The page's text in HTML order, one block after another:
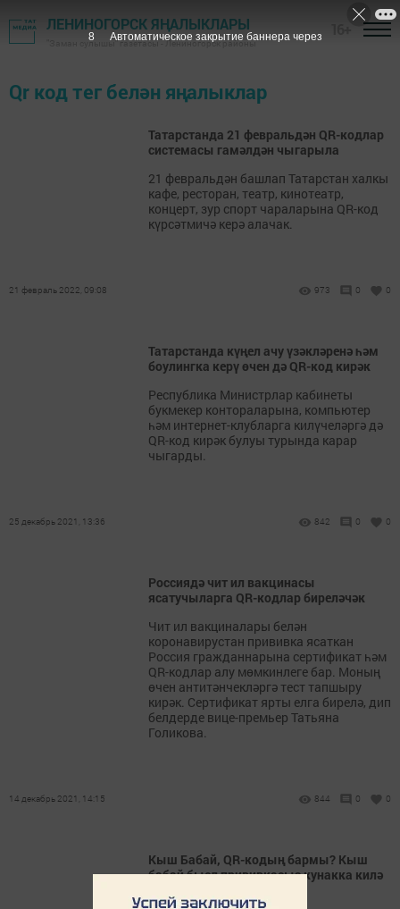
ЛЕНИНОГОРСК ЯҢАЛЫКЛАРЫ
"Заман сулышы" газетасы - Лениногорск районы
Qr код тег белән яңалыклар
Татарстанда 21 февральдән QR-кодлар
системасы гамәлдән чыгарыла
21 февральдән башлап Татарстан халкы
кафе, ресторан, театр, кинотеатр,
концерт, зур спорт чараларына QR-код
күрсәтмичә керә алачак.
21 февраль 2022, 09:08 973 0 0
Татарстанда күңел ачу үзәкләренә һәм
боулингка керү өчен дә QR-код кирәк
Республика Министрлар кабинеты
букмекер контораларына, компьютер
һәм интернет-клубларга килүчеләргә дә
QR-код кирәк булуы турында карар
чыгарды.
25 декабрь 2021, 13:36 842 0 0
Россиядә чит ил вакцинасы
ясатучыларга QR-кодлар биреләчәк
Чит ил вакциналары белән
коронавирустан прививка ясаткан
Россия гражданнарына сертификат һәм
QR-кодлар алу мөмкинлеге бар. Моның
өчен антитәнчекләргә тест тапшыру
кирәк. Сертификат ярты елга бирелә, дип
белдерде вице-премьер Татьяна
Голикова.
14 декабрь 2021, 14:15 844 0 0
Кыш Бабай, QR-кодың бармы? Кыш
бабай быел прививкасыз кунакка килә
7 Автоматическое закрытие баннера через